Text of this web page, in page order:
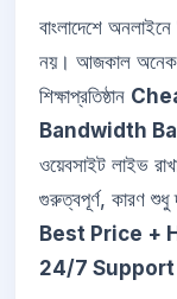
বাংলাদেশে
নয়। আজকাল অনেক
শিক্ষাপ্রতিষ্ঠান
Bandwidth
ওয়েবসাইট লাইভ
গুরুত্বপূর্ণ, কারণ
Best Price +
24/7 Support